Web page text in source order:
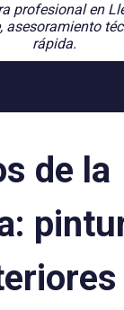
profesional en
asesoramiento
rápida.
de la